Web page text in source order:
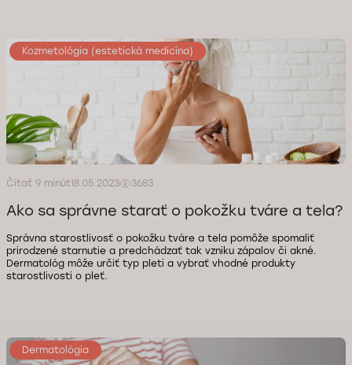
Kozmetológia (estetická medicína)
Čítať 9 minút18.05.2023 3683
Ako sa správne starať o pokožku tváre a tela?
Správna starostlivosť o pokožku tváre a tela pomôže spomaliť
prirodzené starnutie a predchádzať tak vzniku zápalov či akné.
Dermatológ môže určiť typ pleti a vybrať vhodné produkty
starostlivosti o pleť.
Dermatológia